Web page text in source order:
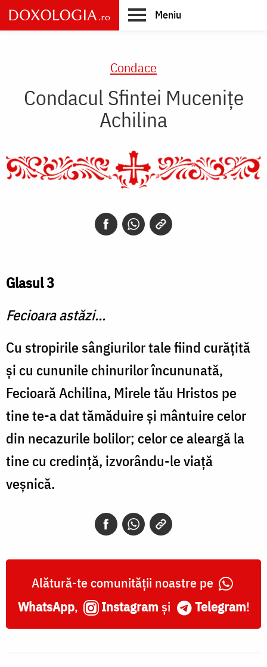
Skip
to
main
Meniu
Condace
Condacul Sfintei Muceniţe
Achilina
Glasul 3
Fecioara astăzi...
Cu stropirile sângiurilor tale fiind curăţită
şi cu cununile chinurilor încununată,
Fecioară Achilina, Mirele tău Hristos pe
tine te-a dat tămăduire şi mântuire celor
din necazurile bolilor; celor ce aleargă la
tine cu credinţă, izvorându-le viaţă
veşnică.
Alătură-te comunității noastre pe
WhatsApp, Instagram și Telegram!